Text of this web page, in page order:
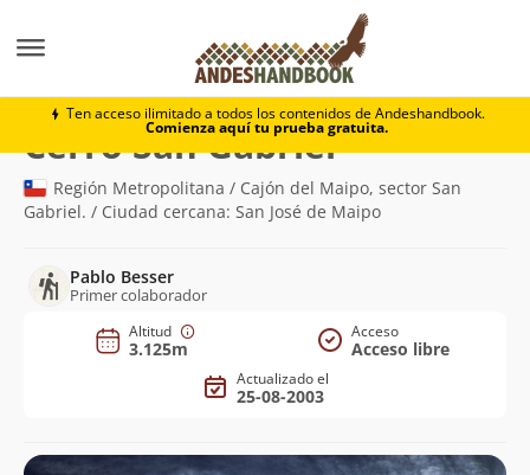
Ten acceso ilimitado a todos los contenidos de Andeshandbook.
Comienza aquí tu prueba gratuita.
Cerro San Gabriel
Cerro San Gabriel(3.125m)
Región Metropolitana / Cajón del Maipo, sector San
Gabriel. / Ciudad cercana: San José de Maipo
Pablo Besser
Primer colaborador
Altitud
3.125m
Acceso
Acceso libre
Actualizado el
25-08-2003